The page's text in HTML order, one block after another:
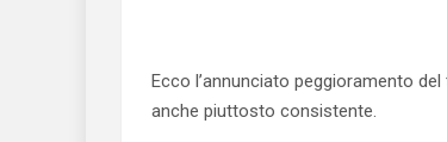
Ecco l’annunciato peggioramento
anche piuttosto consistente.